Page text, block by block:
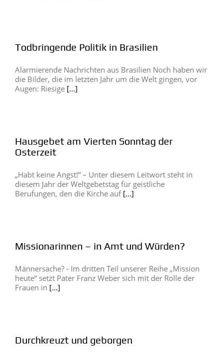
Todbringende Politik in Brasilien
Alarmierende Nachrichten aus Brasilien Noch haben wir
die Bilder, die im letzten Jahr um die Welt gingen, vor
Augen: Riesige [...]
Hausgebet am Vierten Sonntag der
Osterzeit
„Habt keine Angst!“ – Unter diesem Leitwort steht in
diesem Jahr der Weltgebetstag für geistliche
Berufungen, den die Kirche auf [...]
Missionarinnen – in Amt und Würden?
Männersache? - Im dritten Teil unserer Reihe „Mission
heute“ setzt Pater Franz Weber sich mit der Rolle der
Frauen in [...]
Durchkreuzt und geborgen